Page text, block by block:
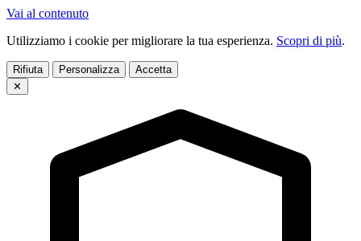
Vai al contenuto
Utilizziamo i cookie per migliorare la tua esperienza. Scopri di più.
Rifiuta Personalizza
Accetta
✕